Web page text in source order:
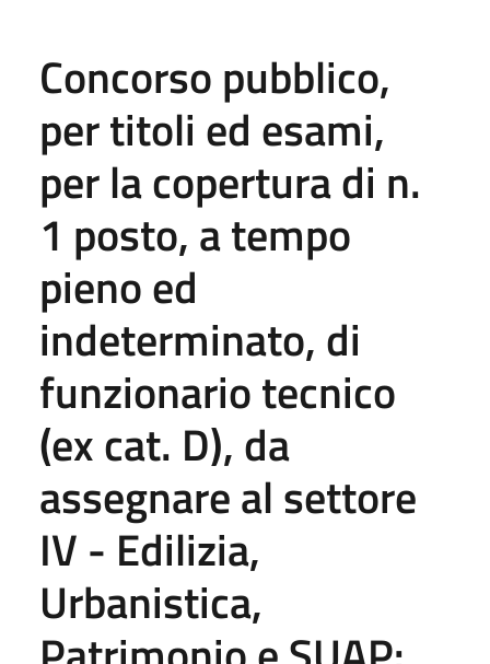
Concorso pubblico,
per titoli ed esami,
per la copertura di n.
1 posto, a tempo
pieno ed
indeterminato, di
funzionario tecnico
(ex cat. D), da
assegnare al settore
IV - Edilizia,
Urbanistica,